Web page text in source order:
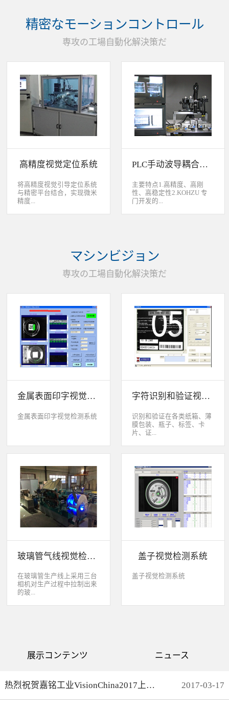
器视觉系统还能在处理或组
装产品的同时对其进行检
和数据矩阵代码。功能介绍
少了人力成本，大幅度的提
高了生产力，为客户创造了
显著的经济效益和社会效
益。应用机器视觉引导机器
人是一种实现柔性制造的技
术，使生产线很容易适应产
品的变化、不同的位置及方
向，定位取放的零件或指导
系统还能在处理或组装产品
量，识别。视觉向导机器人
度固定设备；2、无需工具
转换即能处理多种类型的工
件；3、防止意外的机器人
括：1、自动堆垛和卸垛；
泡、裂纹、脏污、气线；灯
头上的顶锡缺失、顶丝外
外露、脏污、灯头角度；剔
精密なモーションコントロール
専攻の工場自動化解決策だ
高精度视觉定位系统
将高精度视觉引导定位系统
与精密平台结合，实现微米
精度...
动定位和对准应用等。
PLC手动波导耦合系统
主要特点1.高精度、高刚
性、高稳定性2.KOHZU 专
门开发的...
部分机构本地化生产满足系
统性能同时，也节约成本5.
求制定系统手动调节平台
マシンビジョン
専攻の工場自動化解決策だ
金属表面印字视觉检测系统
金属表面印字视觉检测系统
字符识别和验证视觉检测系统
识别和验证在各类纸箱、薄
膜包装、瓶子、标签、卡
片、证...
打印或热移印的数字、字
母、符号，检测喷码或打印
缺失、错喷、漏喷等缺陷。
采检测速度可达每秒20件产
品以上。该系统可广泛应用
于各种产品生产日期、批
号、产品代码打印品质检测
以及字符数字读取验证等。
玻璃管气线视觉检测系统
在玻璃管生产线上采用三台
相机对生产过程中拉制出来
的玻...
产速度最快是每分钟150
米。
盖子视觉检测系统
盖子视觉检测系统
展示コンテンツ ニュース
热烈祝贺嘉铭工业VisionChina2017上海光博会完满结束 2017-03-17